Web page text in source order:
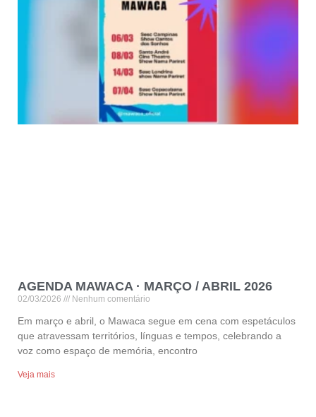
AGENDA MAWACA · MARÇO / ABRIL 2026
02/03/2026 Nenhum comentário
Em março e abril, o Mawaca segue em cena com espetáculos
que atravessam territórios, línguas e tempos, celebrando a
voz como espaço de memória, encontro
Veja mais